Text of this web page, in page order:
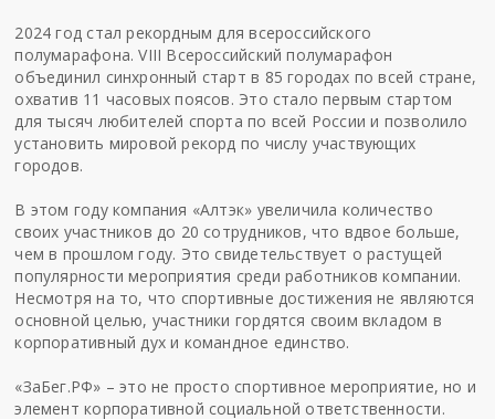
2024 год стал рекордным для всероссийского
полумарафона. VIII Всероссийский полумарафон
объединил синхронный старт в 85 городах по всей стране,
охватив 11 часовых поясов. Это стало первым стартом
для тысяч любителей спорта по всей России и позволило
установить мировой рекорд по числу участвующих
городов.
В этом году компания «Алтэк» увеличила количество
своих участников до 20 сотрудников, что вдвое больше,
чем в прошлом году. Это свидетельствует о растущей
популярности мероприятия среди работников компании.
Несмотря на то, что спортивные достижения не являются
основной целью, участники гордятся своим вкладом в
корпоративный дух и командное единство.
«ЗаБег.РФ» – это не просто спортивное мероприятие, но и
элемент корпоративной социальной ответственности.